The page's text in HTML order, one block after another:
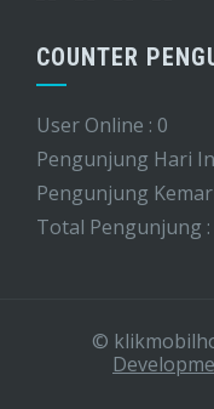
COUNTER
User Online : 0
Pengunjung Hari
Pengunjung
Total Pengunjung :
©